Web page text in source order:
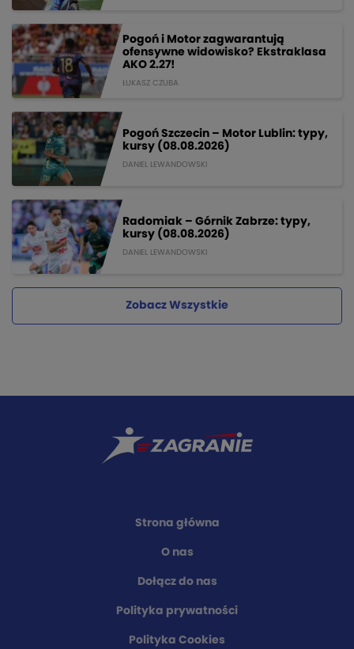
Pogoń i Motor zagwarantują
ofensywne widowisko? Ekstraklasa
AKO 2.27!
ŁUKASZ CZUBA
Pogoń Szczecin – Motor Lublin: typy,
kursy (08.08.2026)
DANIEL LEWANDOWSKI
Radomiak – Górnik Zabrze: typy,
kursy (08.08.2026)
DANIEL LEWANDOWSKI
Zobacz Wszystkie
Strona główna
O nas
Dołącz do nas
Polityka prywatności
Polityka Cookies